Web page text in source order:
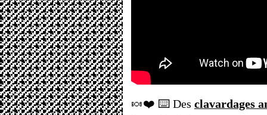
🍬❤️ ⌨️ Des clavardages